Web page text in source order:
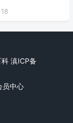
滇ICP备
员中心